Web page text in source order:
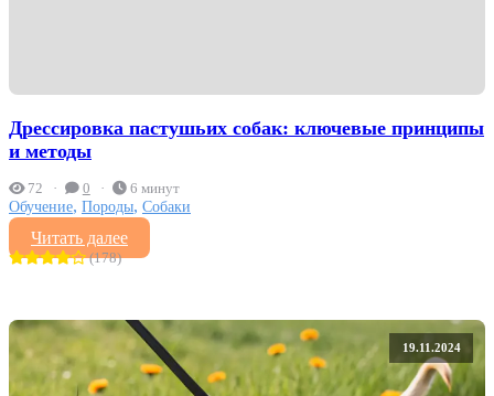
Дрессировка пастушьих собак: ключевые принципы
и методы
72 0 6 минут
Обучение, Породы, Собаки
Читать далее
(178)
19.11.2024